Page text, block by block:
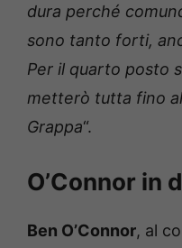
dura perché
sono tanto forti,
Per il quarto posto
metterò tutta fino
Grappa“.
O’Connor in
Ben O’Connor, al